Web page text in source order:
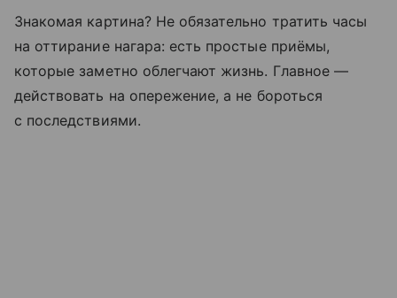
Знакомая картина? Не обязательно тратить часы
на оттирание нагара: есть простые приёмы,
которые заметно облегчают жизнь. Главное —
действовать на опережение, а не бороться
с последствиями.